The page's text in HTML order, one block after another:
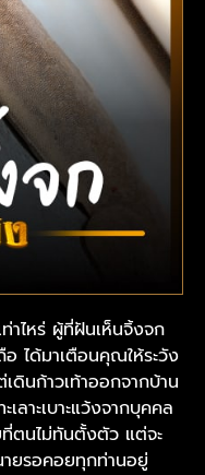
าไหร่ ผู้ที่ฝันเห็นจิ้งจก
ได้มาเตือนคุณให้ระวัง
ดินก้าวเท้าออกจากบ้าน
ลาะเบาะแว้งจากบุคคล
ตนไม่ทันตั้งตัว แต่จะ
ายรอคอยทุกท่านอยู่